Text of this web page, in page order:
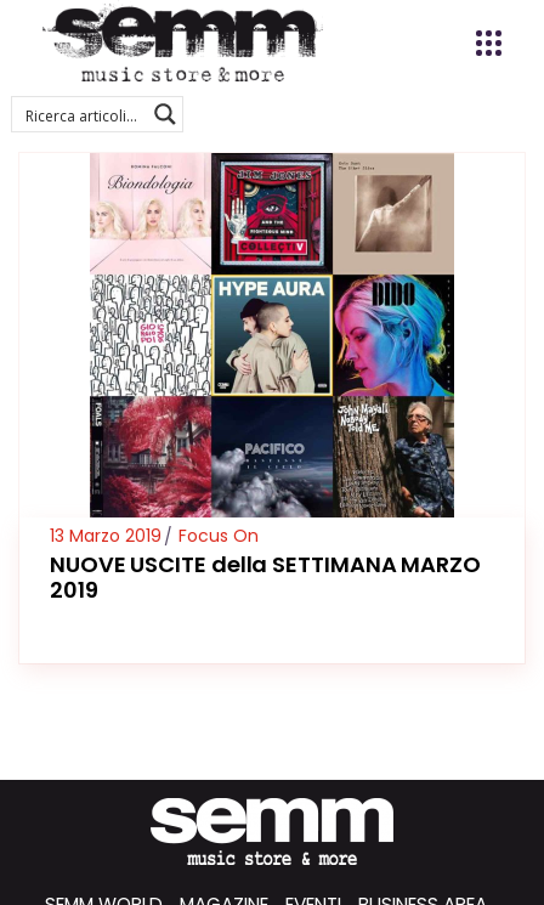
13 Marzo 2019 Focus On
NUOVE USCITE della SETTIMANA MARZO
2019